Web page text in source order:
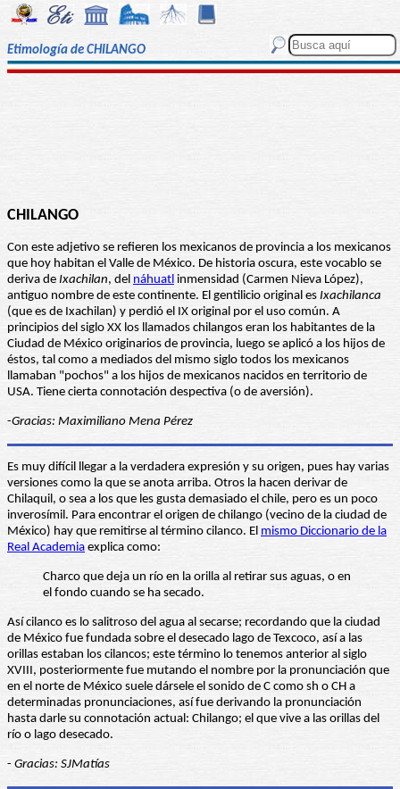
Etimología de CHILANGO
CHILANGO
Con este adjetivo se refieren los mexicanos de provincia a los mexicanos
que hoy habitan el Valle de México. De historia oscura, este vocablo se
deriva de Ixachilan, del náhuatl inmensidad (Carmen Nieva López),
antiguo nombre de este continente. El gentilicio original es Ixachilanca
(que es de Ixachilan) y perdió el IX original por el uso común. A
principios del siglo XX los llamados chilangos eran los habitantes de la
Ciudad de México originarios de provincia, luego se aplicó a los hijos de
éstos, tal como a mediados del mismo siglo todos los mexicanos
llamaban "pochos" a los hijos de mexicanos nacidos en territorio de
USA. Tiene cierta connotación despectiva (o de aversión).
-Gracias: Maximiliano Mena Pérez
Es muy difícil llegar a la verdadera expresión y su origen, pues hay varias
versiones como la que se anota arriba. Otros la hacen derivar de
Chilaquil, o sea a los que les gusta demasiado el chile, pero es un poco
inverosímil. Para encontrar el origen de chilango (vecino de la ciudad de
México) hay que remitirse al término cilanco. El mismo Diccionario de la
Real Academia explica como:
Charco que deja un río en la orilla al retirar sus aguas, o en
el fondo cuando se ha secado.
Así cilanco es lo salitroso del agua al secarse; recordando que la ciudad
de México fue fundada sobre el desecado lago de Texcoco, así a las
orillas estaban los cilancos; este término lo tenemos anterior al siglo
XVIII, posteriormente fue mutando el nombre por la pronunciación que
en el norte de México suele dársele el sonido de C como sh o CH a
determinadas pronunciaciones, así fue derivando la pronunciación
hasta darle su connotación actual: Chilango; el que vive a las orillas del
río o lago desecado.
- Gracias: SJMatías